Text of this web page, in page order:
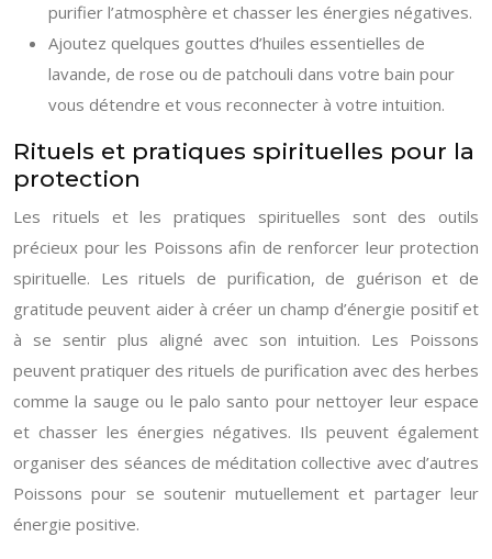
purifier l’atmosphère et chasser les énergies négatives.
Ajoutez quelques gouttes d’huiles essentielles de
lavande, de rose ou de patchouli dans votre bain pour
vous détendre et vous reconnecter à votre intuition.
Rituels et pratiques spirituelles pour la
protection
Les rituels et les pratiques spirituelles sont des outils
précieux pour les Poissons afin de renforcer leur protection
spirituelle. Les rituels de purification, de guérison et de
gratitude peuvent aider à créer un champ d’énergie positif et
à se sentir plus aligné avec son intuition. Les Poissons
peuvent pratiquer des rituels de purification avec des herbes
comme la sauge ou le palo santo pour nettoyer leur espace
et chasser les énergies négatives. Ils peuvent également
organiser des séances de méditation collective avec d’autres
Poissons pour se soutenir mutuellement et partager leur
énergie positive.